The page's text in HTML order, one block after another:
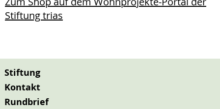
Stiftung trias
Stiftung
Kontakt
Rundbrief